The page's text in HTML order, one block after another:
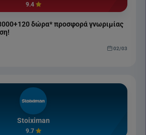
9.4
δώρα* προσφορά γνωριμίας
02/03
Stoiximan
9.7